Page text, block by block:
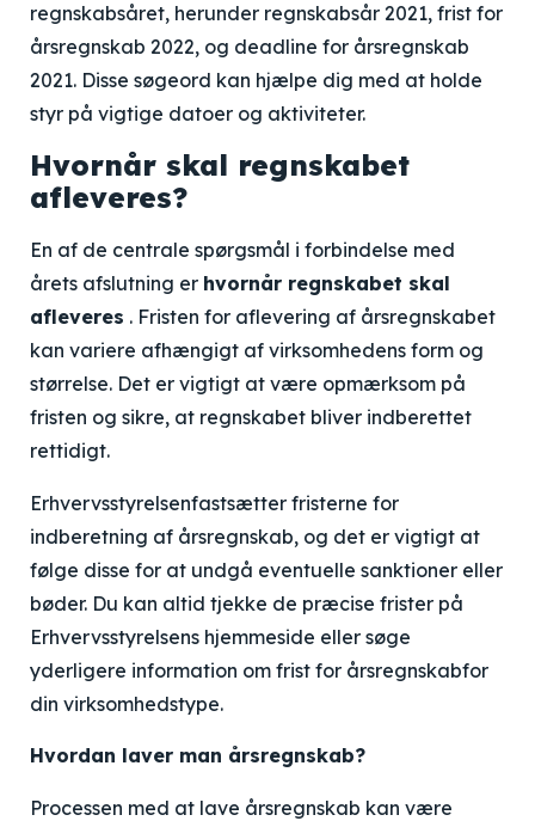
regnskabsåret, herunder regnskabsår 2021, frist for
årsregnskab 2022, og deadline for årsregnskab
2021. Disse søgeord kan hjælpe dig med at holde
styr på vigtige datoer og aktiviteter.
Hvornår skal regnskabet
afleveres?
En af de centrale spørgsmål i forbindelse med
årets afslutning er hvornår regnskabet skal
afleveres . Fristen for aflevering af årsregnskabet
kan variere afhængigt af virksomhedens form og
størrelse. Det er vigtigt at være opmærksom på
fristen og sikre, at regnskabet bliver indberettet
rettidigt.
Erhvervsstyrelsenfastsætter fristerne for
indberetning af årsregnskab, og det er vigtigt at
følge disse for at undgå eventuelle sanktioner eller
bøder. Du kan altid tjekke de præcise frister på
Erhvervsstyrelsens hjemmeside eller søge
yderligere information om frist for årsregnskabfor
din virksomhedstype.
Hvordan laver man årsregnskab?
Processen med at lave årsregnskab kan være